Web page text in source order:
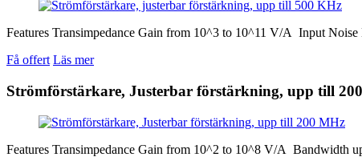
Features Transimpedance Gain from 10^3 to 10^11 V/A Input
Få offert Läs mer
Strömförstärkare, Justerbar förstärkning, upp till
Features Transimpedance Gain from 10^2 to 10^8 V/A Bandwidth